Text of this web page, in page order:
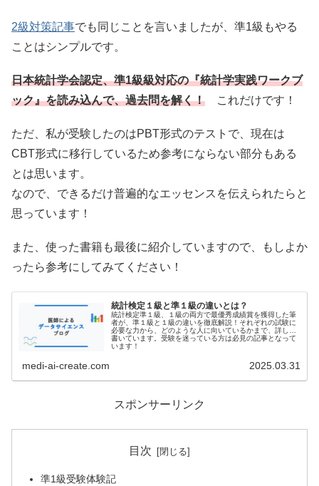
2級対策記事でも同じことを言いましたが、準1級もやる
ことはシンプルです。
日本統計学会認定、準1級級対応の『統計学実践ワークブ
ック』を読み込んで、過去問を解く！ これだけです！
ただ、私が受験したのはPBT形式のテストで、現在は
CBT形式に移行しているため参考にならない部分もある
とは思います。
なので、できるだけ普遍的なエッセンスを伝えられたらと
思っています！
また、使った書籍も最後に紹介していますので、もしよか
ったら参考にしてみてください！
統計検定１級と準１級の違いとは？
統計検定準１級、１級の両方で最優秀成績賞を獲得した筆
者が、準１級と１級の違いを徹底解説！それぞれの試験に
必要な力から、どのような人に向いているかまで、詳しく
書いています。受験を迷っている方は必見の記事となって
います！
medi-ai-create.com 2025.03.31
スポンサーリンク
目次
準1級受験体験記